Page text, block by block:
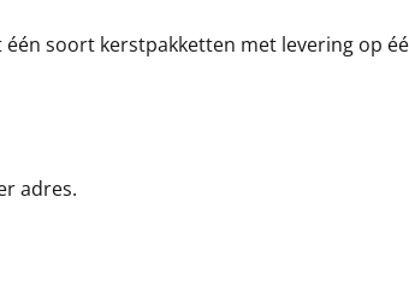
één soort kerstpakketten met levering op
adres.